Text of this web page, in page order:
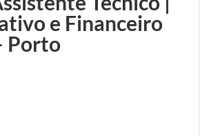
e Financeiro
Porto